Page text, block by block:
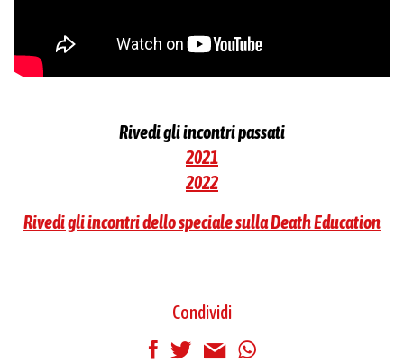
Rivedi gli incontri passati
2021
2022
Rivedi gli incontri dello speciale sulla Death Education
Condividi